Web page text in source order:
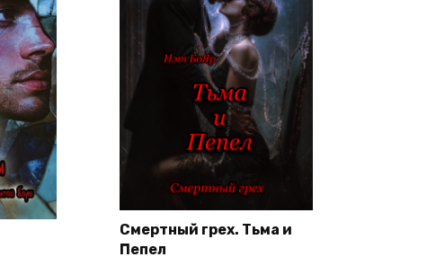
Смертный грех. Тьма и
Пепел